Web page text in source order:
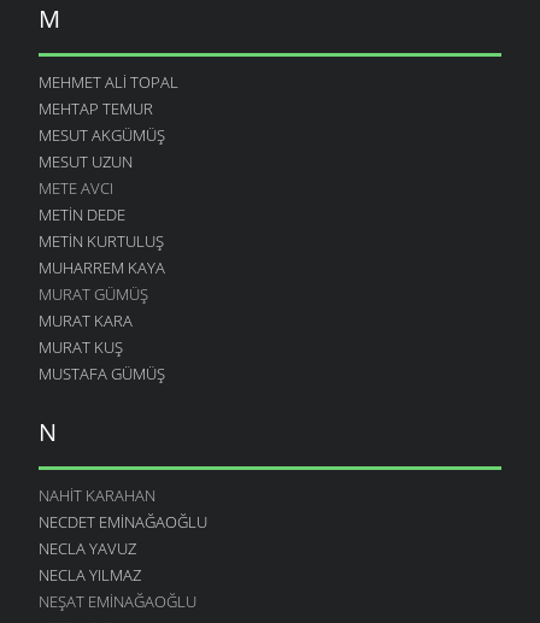
M
MEHMET ALI TOPAL
MEHTAP TEMUR
MESUT AKGÜMÜŞ
MESUT UZUN
METE AVCI
METIN DEDE
METIN KURTULUŞ
MUHARREM KAYA
MURAT GÜMÜŞ
MURAT KARA
MURAT KUŞ
MUSTAFA GÜMÜŞ
N
NAHIT KARAHAN
NECDET EMINAĞAOĞLU
NECLA YAVUZ
NECLA YILMAZ
NEŞAT EMINAĞAOĞLU